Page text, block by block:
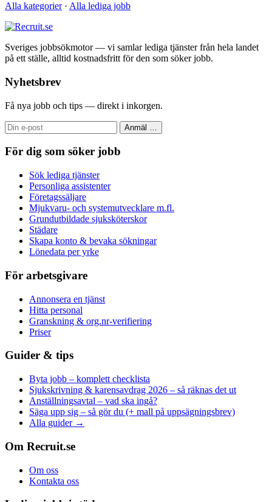
Alla kategorier· Alla lediga jobb
Sveriges jobbsökmotor — vi samlar lediga tjänster från hela landet
på ett ställe, alltid kostnadsfritt för den som söker jobb.
Nyhetsbrev
Få nya jobb och tips — direkt i inkorgen.
Anmäl
För dig som söker jobb
Sök lediga tjänster
Personliga assistenter
Företagssäljare
Mjukvaru- och systemutvecklare m.fl.
Grundutbildade sjuksköterskor
Städare
Skapa konto & bevaka sökningar
Lönedata per yrke
För arbetsgivare
Annonsera en tjänst
Hitta personal
Granskning & org.nr-verifiering
Priser
Guider & tips
Byta jobb – komplett checklista
Sjukskrivning & karensavdrag 2026 – så räknas det ut
Anställningsavtal – vad ska ingå?
Säga upp sig – så gör du (+ mall på uppsägningsbrev)
Alla guider →
Om Recruit.se
Om oss
Kontakta oss